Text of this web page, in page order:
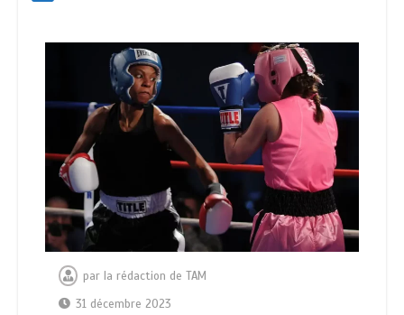
par la rédaction de TAM
31 décembre 2023